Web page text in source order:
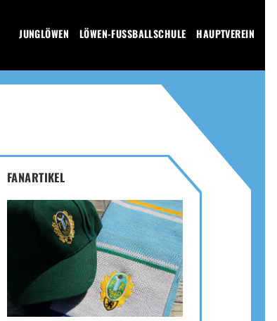
JUNGLÖWEN LÖWEN-FUSSBALLSCHULE HAUPTVEREIN
FANARTIKEL